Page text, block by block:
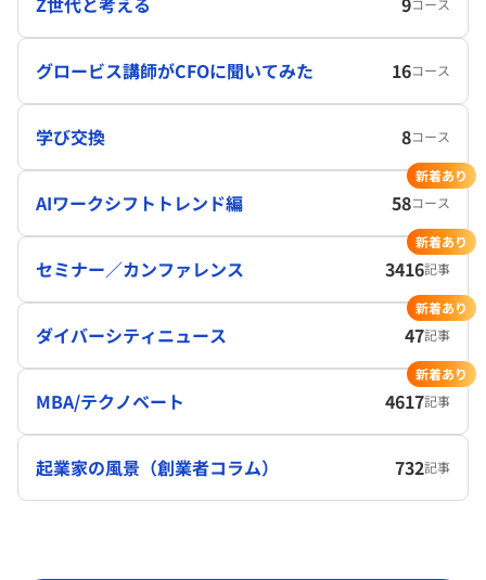
コース
グロービス講師がCFOに聞いてみた 16コース
学び交換 8コース
AIワークシフトトレンド編 58コース
新着あり
セミナー／カンファレンス 3416記事
新着あり
ダイバーシティニュース 47記事
新着あり
MBA/テクノベート 4617記事
新着あり
起業家の風景（創業者コラム） 732記事